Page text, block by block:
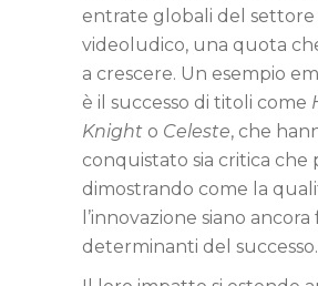
entrate globali del settore
videoludico, una quota
a crescere. Un esempio
è il successo di titoli come
Knight o Celeste, che
conquistato sia critica che
dimostrando come la
l’innovazione siano
determinanti del successo.